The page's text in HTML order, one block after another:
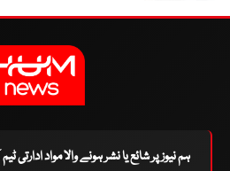
ہم نیوز پر شائع یا نشر ہونے والا مواد